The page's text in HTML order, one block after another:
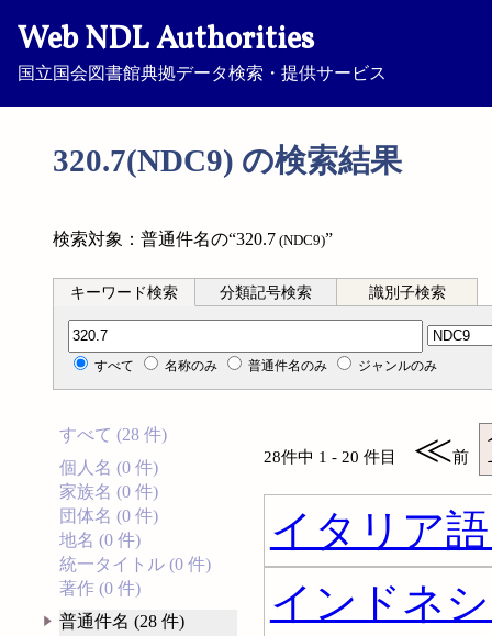
Web NDL Authorities
国立国会図書館典拠データ検索・提供サービス
320.7(NDC9) の検索結果
検索対象：普通件名の“320.7 (NDC9)”
キーワード検索 分類記号検索 識別子検索
分類記号検索
すべて 名称のみ 普通件名のみ ジャンルのみ
すべて (28 件)
個人名 (0 件)
家族名 (0 件)
団体名 (0 件)
地名 (0 件)
統一タイトル (0 件)
著作 (0 件)
普通件名 (28 件)
28件中 1 - 20 件目 ≪前
イタリア
インドネ